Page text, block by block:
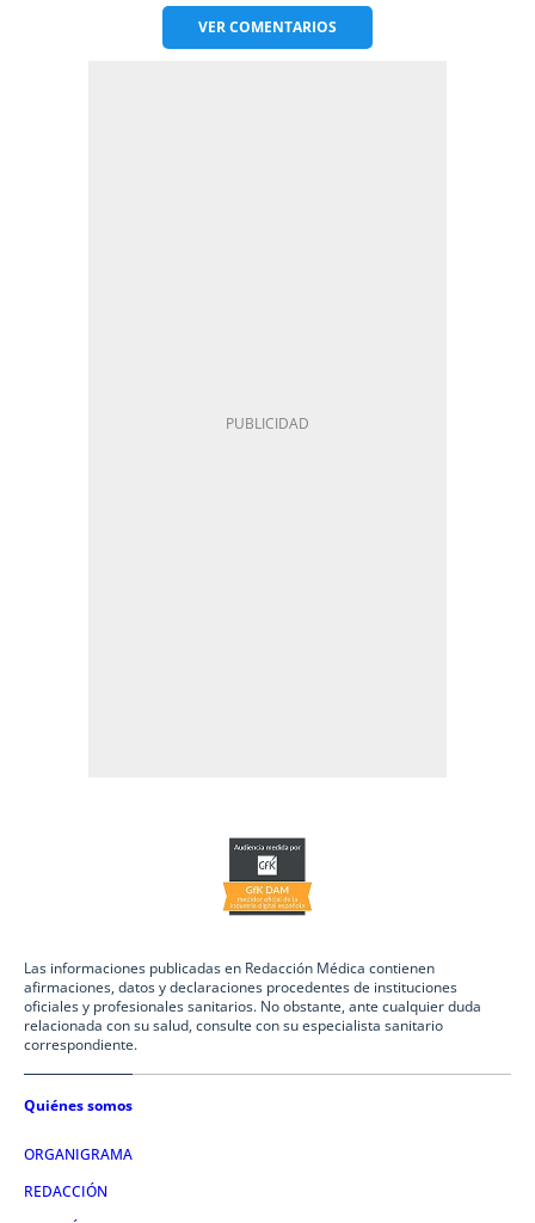
VERCOMENTARIOS
Las informaciones publicadas en Redacción Médica contienen
afirmaciones, datos y declaraciones procedentes de instituciones
oficiales y profesionales sanitarios. No obstante, ante cualquier duda
relacionada con su salud, consulte con su especialista sanitario
correspondiente.
Quiénes somos
ORGANIGRAMA
REDACCIÓN